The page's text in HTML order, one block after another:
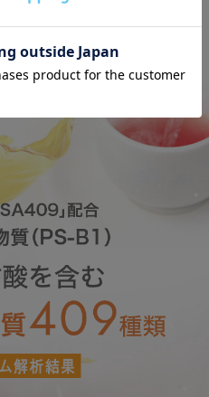
の乳酸菌生産物質の一種